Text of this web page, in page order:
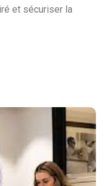
et sécuriser la